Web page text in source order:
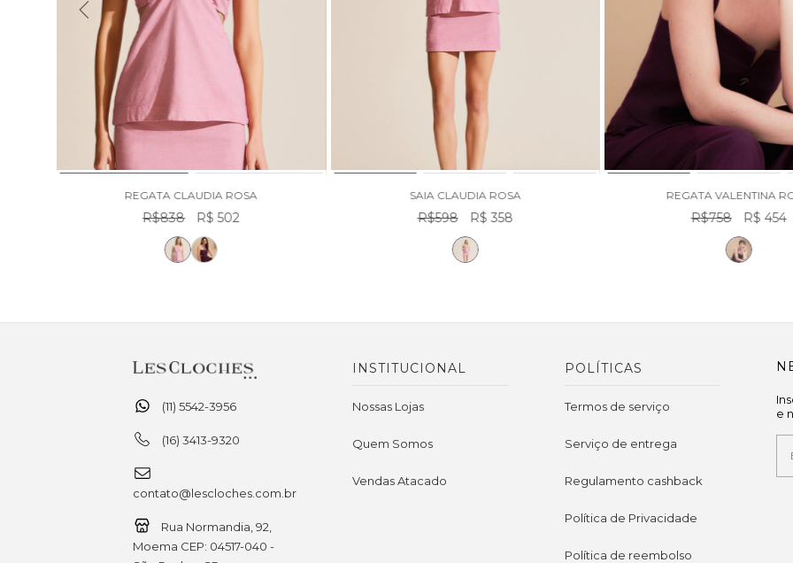
REGATA CLAUDIA ROSA
R$838 R$ 502
SAIA CLAUDIA ROSA
R$598 R$ 358
REGATA VALENTINA
R$758 R$ 454
(11) 5542-3956
(16) 3413-9320
contato@lescloches.com.br
Rua Normandia, 92,
Moema CEP: 04517-040 -
INSTITUCIONAL
Nossas Lojas
Quem Somos
Vendas Atacado
POLÍTICAS
Termos de serviço
Serviço de entrega
Regulamento cashback
Política de Privacidade
Política de reembolso
e